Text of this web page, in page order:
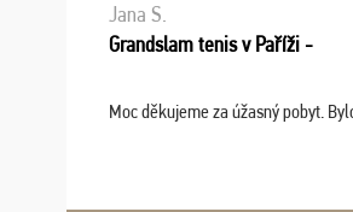
Jana S.
Grandslam tenis v Paříži -
Moc děkujeme za úžasný pobyt.